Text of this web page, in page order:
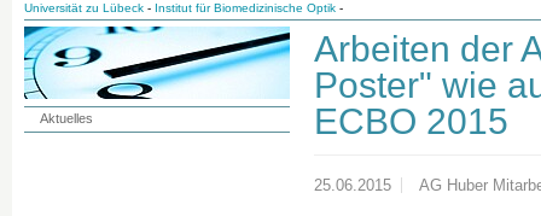
Universität zu Lübeck - Institut für Biomedizinische Optik -
Arbeiten der
Poster" wie
ECBO 2015
25.06.2015 AG Huber
Aktuelles